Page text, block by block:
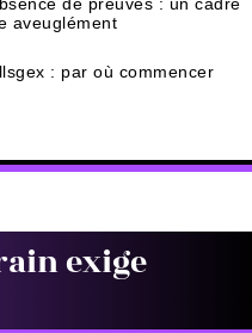
aveuglément
: par où commencer
exige